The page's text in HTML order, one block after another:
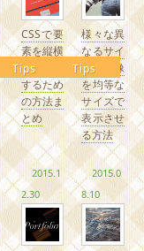
Tips
CSSで要
素を縦横
中央配置
するため
の方法ま
とめ
Tips
様々な異
なるサイ
ズの画像
を均等な
サイズで
表示させ
る方法
2015.1
2.30
2015.0
8.10